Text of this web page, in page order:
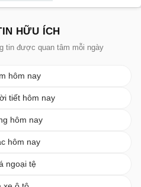
HỮU ÍCH
tin được quan tâm mỗi ngày
hôm nay
tiết hôm nay
hôm nay
hôm nay
ngoại tệ